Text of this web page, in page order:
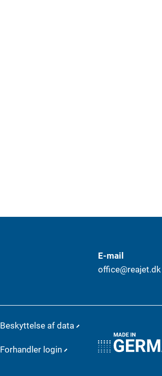
E-mail
office@reajet.dk
Beskyttelse af data
Forhandler login